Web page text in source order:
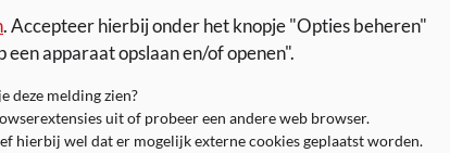
. Accepteer hierbij onder het knopje "Opties beheren"
apparaat opslaan en/of openen".
deze melding zien?
uit of probeer een andere web browser.
hierbij wel dat er mogelijk externe cookies geplaatst worden.